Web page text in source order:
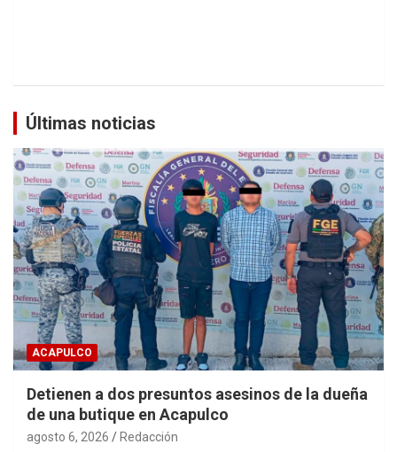
Últimas noticias
ACAPULCO
Detienen a dos presuntos asesinos de la dueña
de una butique en Acapulco
agosto 6, 2026 Redacción